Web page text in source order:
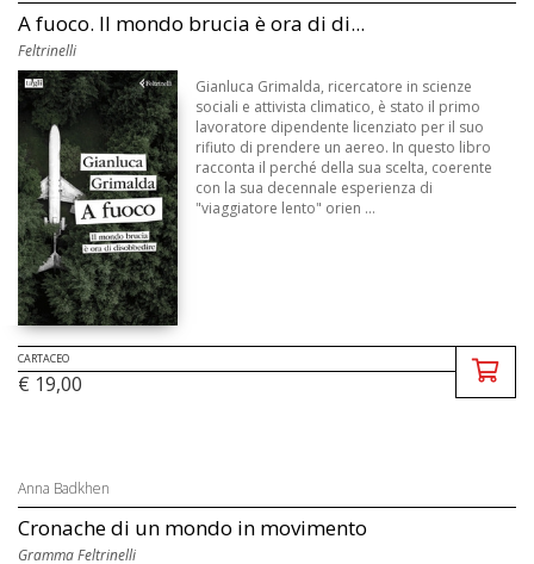
A fuoco. Il mondo brucia è ora di di...
Feltrinelli
Gianluca Grimalda, ricercatore in scienze
sociali e attivista climatico, è stato il primo
lavoratore dipendente licenziato per il suo
rifiuto di prendere un aereo. In questo libro
racconta il perché della sua scelta, coerente
con la sua decennale esperienza di
"viaggiatore lento" orien ...
CARTACEO
€ 19,00
Anna Badkhen
Cronache di un mondo in movimento
Gramma Feltrinelli